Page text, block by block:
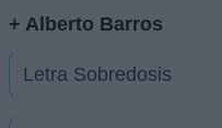
+ Alberto Barros
Letra Sobredosis